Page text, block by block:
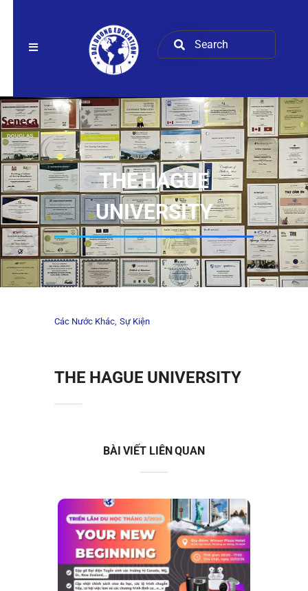
THE HAGUE
UNIVERSITY
Các Nước Khác Sự Kiện
THE HAGUE UNIVERSITY
BÀI VIẾT LIÊN QUAN